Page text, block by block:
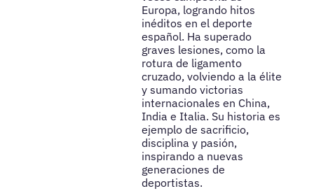
Europa, logrando hitos
inéditos en el deporte
español. Ha superado
graves lesiones, como la
rotura de ligamento
cruzado, volviendo a la élite
y sumando victorias
internacionales en China,
India e Italia. Su historia es
ejemplo de sacrificio,
disciplina y pasión,
inspirando a nuevas
generaciones de
deportistas.